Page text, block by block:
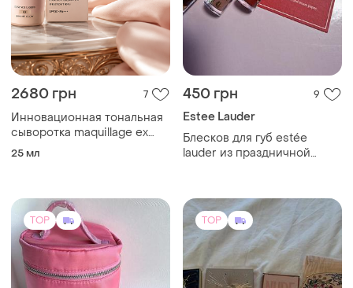
2680 грн 7
Инновационная тональная
сыворотка maquillage ex
bright glow shiseido
25 мл
450 грн 9
Estee Lauder
Блесков для губ estée
lauder из праздничной
представлены в различных
оттенках, включая ruby
quartz и divine plum.
TOP TOP